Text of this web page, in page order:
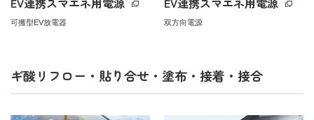
可搬型EV放電器 双方向電源
ギ酸リフロー・貼り合せ・塗布・接着・接合